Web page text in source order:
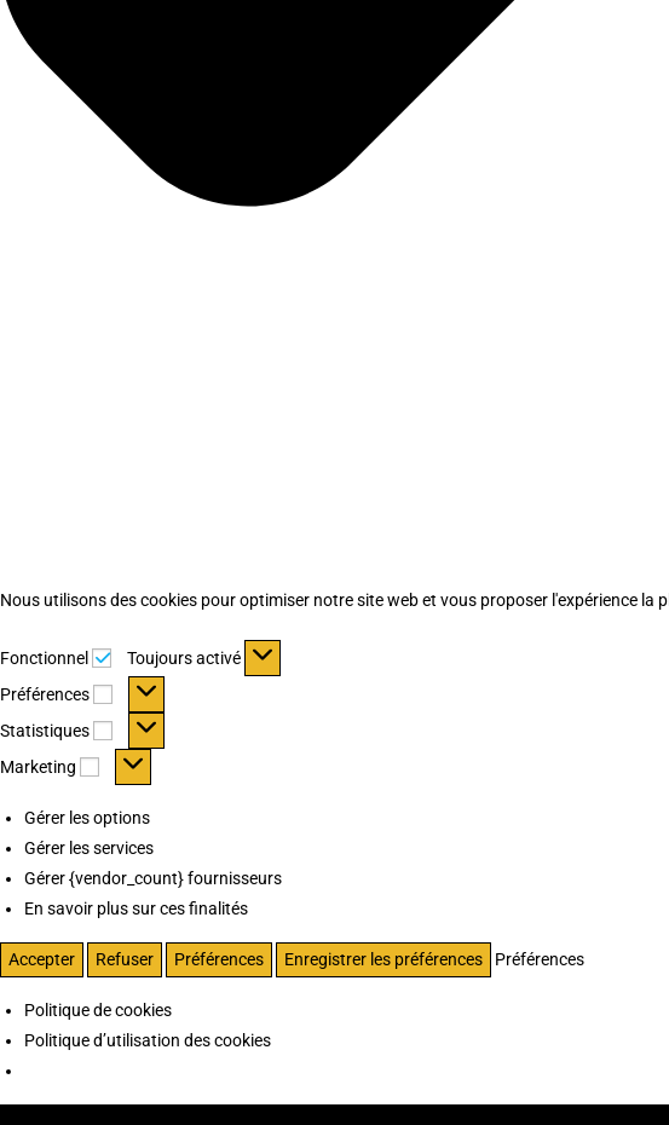
Nous utilisons des cookies pour optimiser notre site web et vous proposer l'expérience la
Fonctionnel Fonctionnel
Toujours activé
Préférences
Préférences
Statistiques Statistiques
Marketing Marketing
Gérer les options
Gérer les services
Gérer {vendor_count} fournisseurs
En savoir plus sur ces finalités
Accepter Refuser Préférences Enregistrer les préférences Préférences
Politique de cookies
Politique d’utilisation des cookies